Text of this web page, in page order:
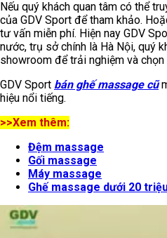
Nếu quý khách quan tâm có thể
của GDV Sport để tham khảo.
tư vấn miễn phí. Hiện nay GDV
nước, trụ sở chính là Hà Nội, quý
showroom để trải nghiệm và
GDV Sport bán ghế massage cũ
hiệu nổi tiếng.
>>Xem thêm:
Đệm massage
Gối massage
Máy massage
Ghế massage dưới 20